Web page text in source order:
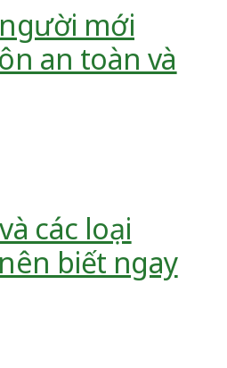
mới
an toàn và
các loại
biết ngay